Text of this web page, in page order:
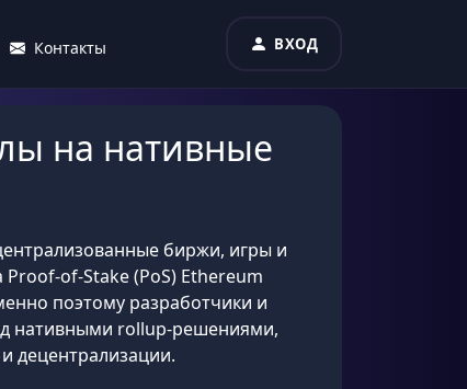
Контакты ВХОД
на нативные
биржи, игры и
of-Stake (PoS) Ethereum
поэтому разработчики и
нативными rollup-решениями,
децентрализации.